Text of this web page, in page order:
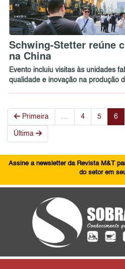
Schwing-Stetter reúne
na China
Evento incluiu visitas às unidades
qualidade e inovação na produção
Primeira 4 5 6
Última
Assine a newsletter da Revista M&T
do setor em